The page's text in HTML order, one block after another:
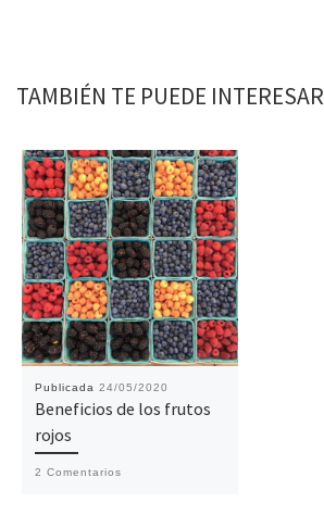
TAMBIÉN TE PUEDE INTERESAR
Publicada 24/05/2020
Beneficios de los frutos
rojos
2 Comentarios